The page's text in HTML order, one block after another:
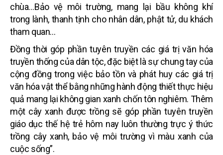
chùa…Bảo vệ môi trường, mang lại bầu không khí
trong lành, thanh tịnh cho nhân dân, phật tử, du khách
tham quan…
Đồng thời góp phần tuyên truyền các giá trị văn hóa
truyền thống của dân tộc, đặc biệt là sự chung tay của
cộng đồng trong việc bảo tồn và phát huy các giá trị
văn hóa vật thể bằng những hành động thiết thực hiệu
quả mang lại không gian xanh chốn tôn nghiêm. Thêm
một cây xanh được trồng sẽ góp phần tuyên truyền
giáo dục thế hệ trẻ hôm nay luôn thường trực ý thức
trồng cây xanh, bảo vệ môi trường vì màu xanh của
cuộc sống”.